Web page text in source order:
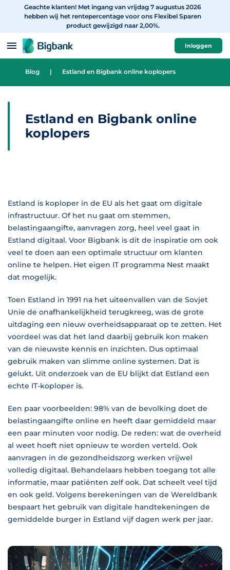
Spring naar onderwerp
Geachte klanten! Met ingang van vrijdag 7 augustus 2026
hebben wij het rentepercentage voor ons Flexibel Sparen
product gewijzigd naar 2,00%.
Inloggen
Blog | Estland en Bigbank online koplopers
Estland en Bigbank online
koplopers
Estland is koploper in de EU als het gaat om digitale
infrastructuur. Of het nu gaat om stemmen,
belastingaangifte, aanvragen zorg, heel veel gaat in
Estland digitaal. Voor Bigbank is dit de inspiratie om ook
veel te doen aan een optimale structuur om klanten
online te helpen. Het eigen IT programma Nest maakt
dat mogelijk.
Toen Estland in 1991 na het uiteenvallen van de Sovjet
Unie de onafhankelijkheid terugkreeg, was de grote
uitdaging een nieuw overheidsapparaat op te zetten. Het
voordeel was dat het land daarbij gebruik kon maken
van de nieuwste kennis en inzichten. Dus optimaal
gebruik maken van slimme online systemen. Dat is
gelukt. Uit onderzoek van de EU blijkt dat Estland een
echte IT-koploper is.
Een paar voorbeelden: 98% van de bevolking doet de
belastingaangifte online en heeft daar gemiddeld maar
een paar minuten voor nodig. De reden: wat de overheid
al weet hoeft niet opnieuw te worden verteld. Ook
aanvragen in de gezondheidszorg werken vrijwel
volledig digitaal. Behandelaars hebben toegang tot alle
informatie, maar patiënten zelf ook. Dat scheelt veel tijd
en ook geld. Volgens berekeningen van de Wereldbank
bespaart het gebruik van digitale handtekeningen de
gemiddelde burger in Estland vijf dagen werk per jaar.